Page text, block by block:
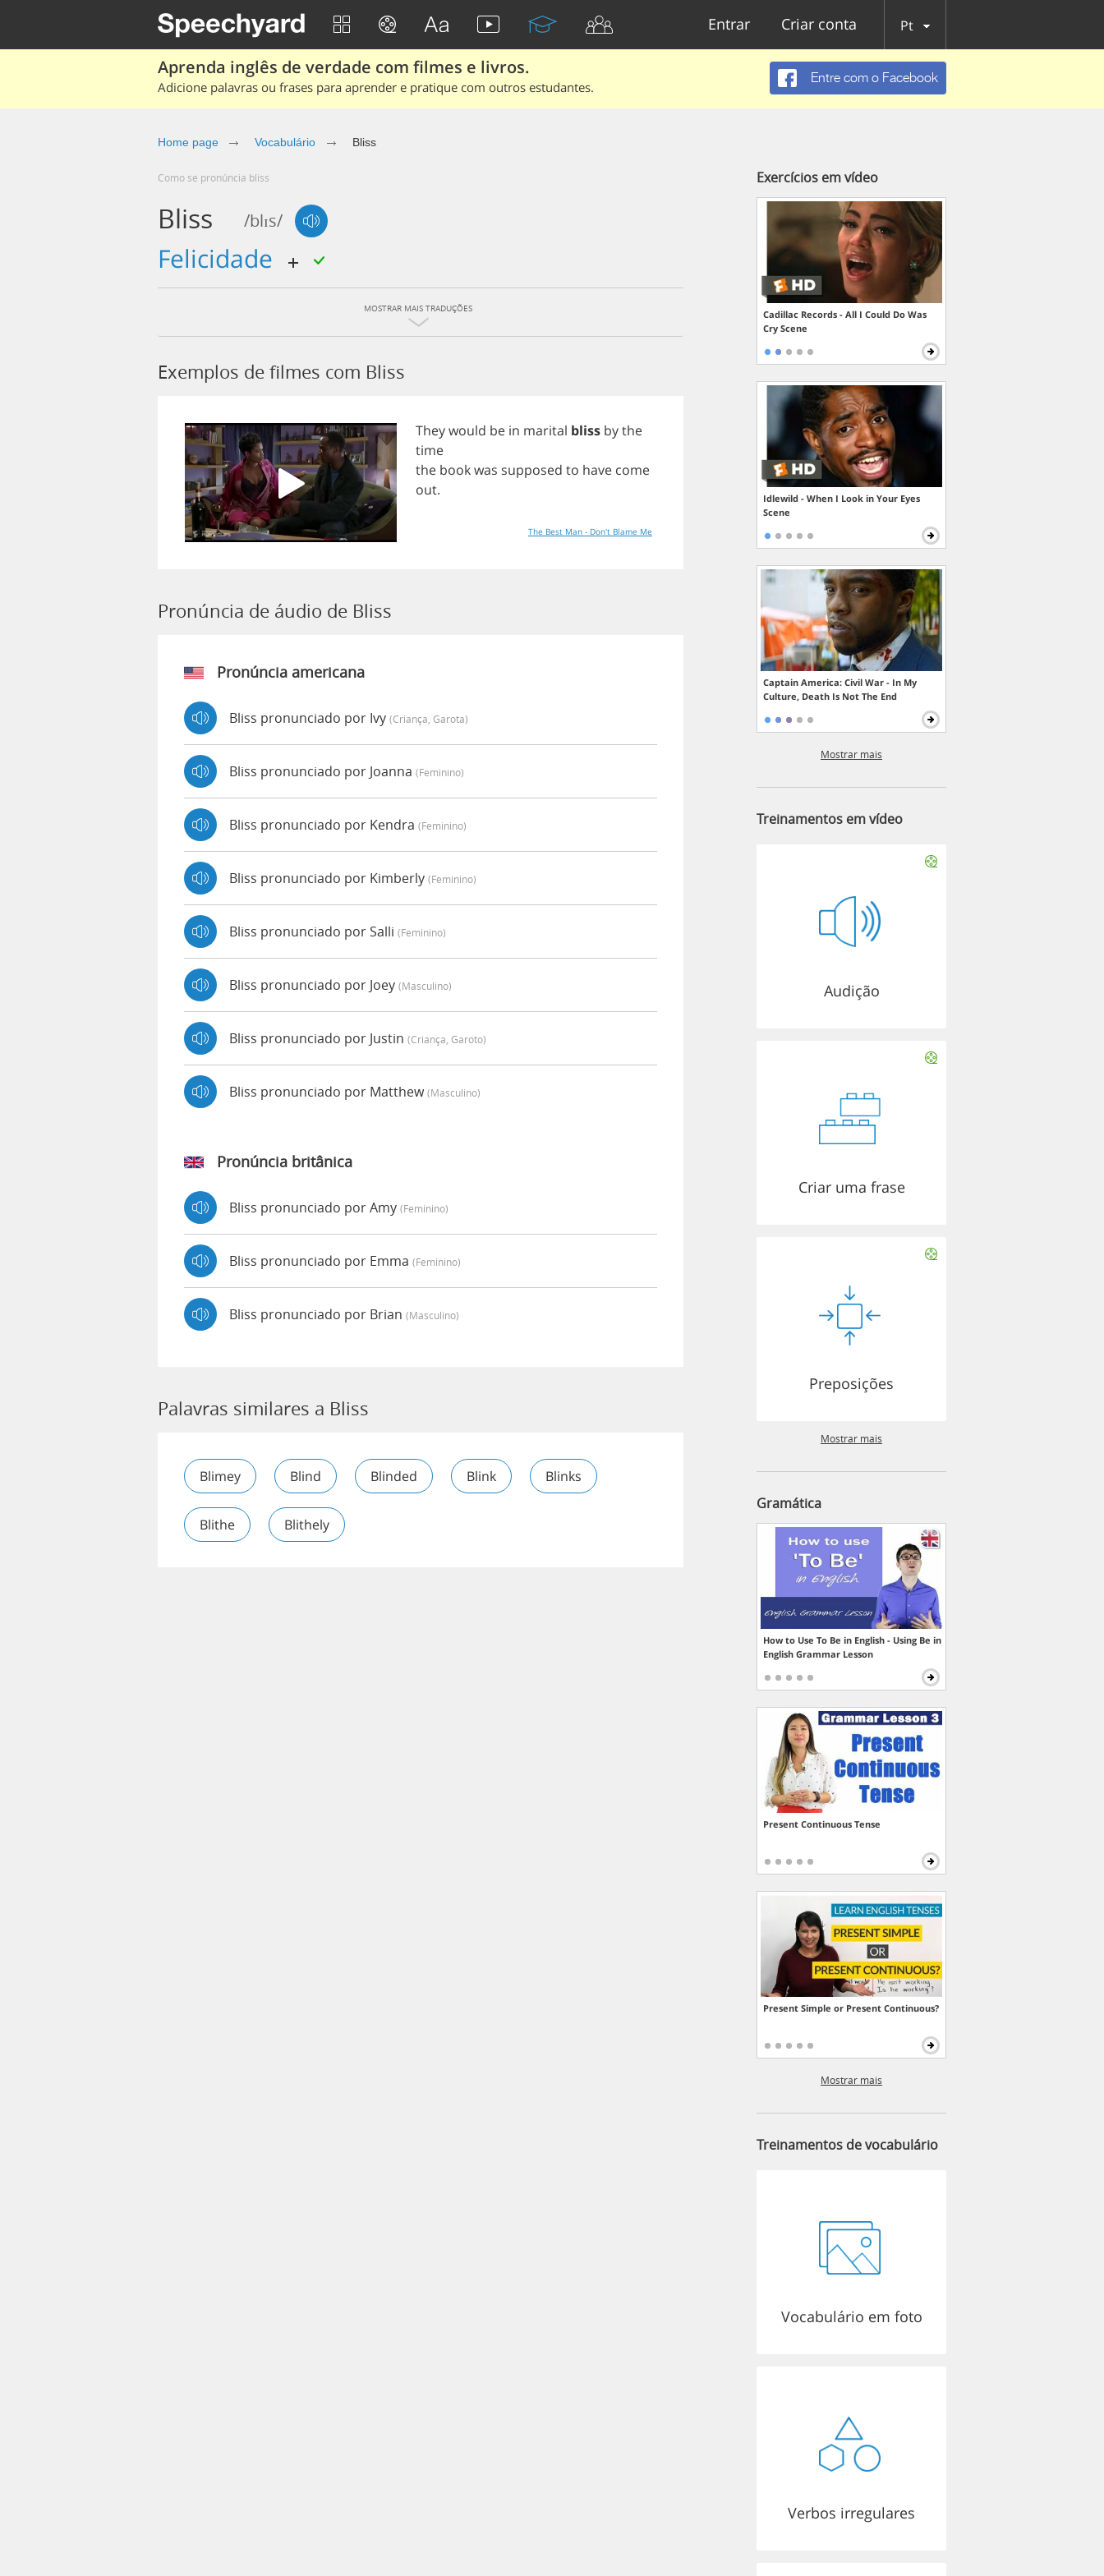
Entrar Criar conta Pt
Aprenda inglês de verdade com filmes e livros.
Adicione palavras ou frases para aprender e pratique com outros estudantes.
Entre com o Facebook
Home page Vocabulário Bliss
Como se pronúncia bliss
Bliss /blɪs/
felicidade
MOSTRAR MAIS TRADUÇÕES
Exemplos de filmes com Bliss
Theywould be in marital bliss bythe
time
the bookwas supposed to have come
out.
The Best Man - Don't Blame Me
Pronúncia de áudio de Bliss
Pronúncia americana
Bliss pronunciado por Ivy (criança, Garota)
Bliss pronunciado por Joanna (feminino)
Bliss pronunciado por Kendra (feminino)
Bliss pronunciado por Kimberly (feminino)
Bliss pronunciado por Salli (feminino)
Bliss pronunciado por Joey (masculino)
Bliss pronunciado por Justin (criança, Garoto)
Bliss pronunciado por Matthew(masculino)
Pronúncia britânica
Bliss pronunciado por Amy (feminino)
Bliss pronunciado por Emma (feminino)
Bliss pronunciado por Brian (masculino)
Palavras similares a Bliss
Blimey Blind Blinded Blink Blinks
Blithe Blithely
Exercícios em vídeo
Cadillac Records - All I Could Do Was
Cry Scene
Idlewild - When I Look in Your Eyes
Scene
Captain America: Civil War - In My
Culture, Death Is Not The End
Mostrar mais
Treinamentos em vídeo
Audição
Criar uma frase
Preposições
Mostrar mais
Gramática
How to Use To Be in English - Using Be in
English Grammar Lesson
Present Continuous Tense
Present Simple or Present Continuous?
Mostrar mais
Treinamentos de vocabulário
Vocabulário em foto
Verbos irregulares